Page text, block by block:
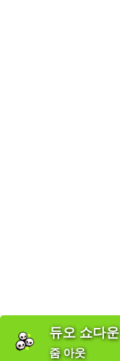
듀오 쇼다운
줌 아웃